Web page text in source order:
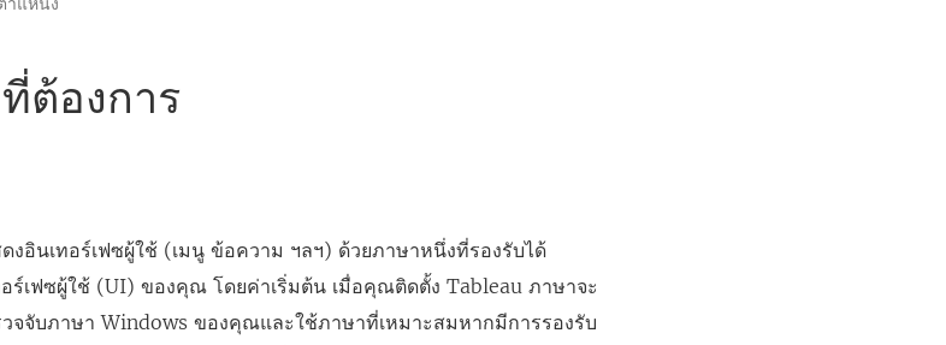
ำแหน่ง
ต้องการ
อินเทอร์เฟซผู้ใช้ (เมนู ข้อความ ฯลฯ) ด้วยภาษาหนึ่งที่รองรับได้
ร์เฟซผู้ใช้ (UI) ของคุณ โดยค่าเริ่มต้น เมื่อคุณติดตั้ง Tableau ภาษาจะ
จจับภาษา Windows ของคุณและใช้ภาษาที่เหมาะสมหากมีการรองรับ